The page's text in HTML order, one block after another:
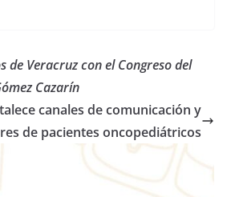
de Veracruz con el Congreso del
Cazarín
canales de comunicación y
de pacientes oncopediátricos